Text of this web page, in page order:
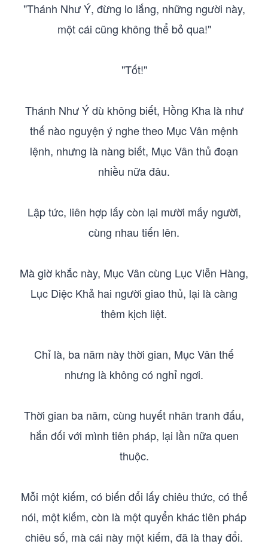
"Thánh Như Ý, đừng lo lắng, những người này,
một cái cũng không thể bỏ qua!"
"Tốt!"
Thánh Như Ý dù không biết, Hồng Kha là như
thế nào nguyện ý nghe theo Mục Vân mệnh
lệnh, nhưng là nàng biết, Mục Vân thủ đoạn
nhiều nữa đâu.
Lập tức, liên hợp lấy còn lại mười mấy người,
cùng nhau tiến lên.
Mà giờ khắc này, Mục Vân cùng Lục Viễn Hàng,
Lục Diệc Khả hai người giao thủ, lại là càng
thêm kịch liệt.
Chỉ là, ba năm này thời gian, Mục Vân thế
nhưng là không có nghỉ ngơi.
Thời gian ba năm, cùng huyết nhân tranh đấu,
hắn đối với mình tiên pháp, lại lần nữa quen
thuộc.
Mỗi một kiếm, có biến đổi lấy chiêu thức, có thể
nói, một kiếm, còn là một quyển khác tiên pháp
chiêu số, mà cái này một kiếm, đã là thay đổi.